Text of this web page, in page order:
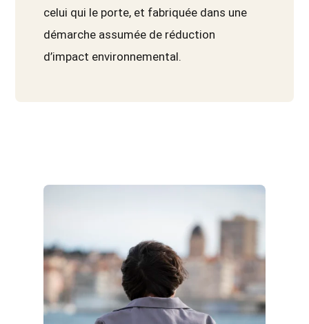
celui qui le porte, et fabriquée dans une
démarche assumée de réduction
d’impact environnemental.